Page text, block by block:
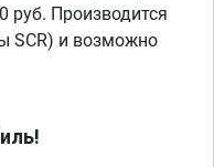
руб. Производится
SCR) и возможно